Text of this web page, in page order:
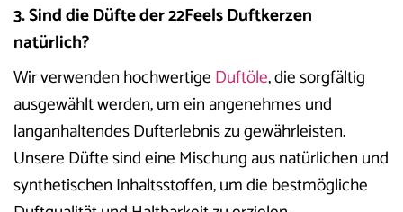
3. Sind die Düfte der 22Feels Duftkerzen
natürlich?
Wir verwenden hochwertigeDuftöle, die sorgfältig
ausgewählt werden, um ein angenehmes und
langanhaltendes Dufterlebnis zu gewährleisten.
Unsere Düfte sind eine Mischung aus natürlichen und
synthetischen Inhaltsstoffen, um die bestmögliche